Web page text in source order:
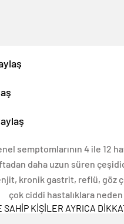
semptomlarının 4 ile 12
daha uzun süren
kronik gastrit, reflü, göz
çok ciddi hastalıklara neden
SAHİP KİŞİLER AYRICA